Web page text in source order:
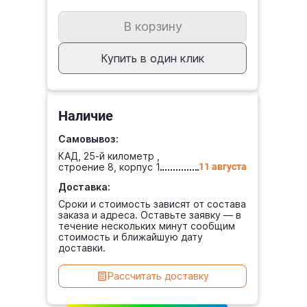
к
В корзину
Купить в один клик
Наличие
Самовывоз:
КАД, 25-й километр ,
строение 8, корпус 1
11 августа
Доставка:
Сроки и стоимость зависят от состава
заказа и адреса. Оставьте заявку — в
течение нескольких минут сообщим
стоимость и ближайшую дату
доставки.
Рассчитать доставку